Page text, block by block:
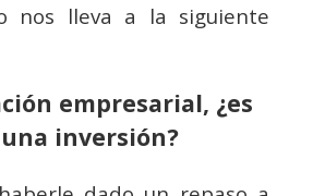
nos lleva a la siguiente
empresarial, ¿es
inversión?